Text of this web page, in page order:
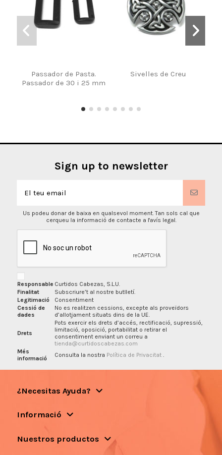
Passador de Pasta.
Passador de 30 i 25 mm
Sivelles de Creu
Sign up to newsletter
Us podeu donar de baixa en qualsevol moment. Tan sols cal que
cerqueu la informació de contacte a l'avís legal.
Responsable Curtidos Cabezas, S.L.U.
Finalitat
Subscriure’t al nostre butlletí.
Legitimació
Consentiment
Cessió de
dades
No es realitzen cessions, excepte als proveïdors
d’allotjament situats dins de la UE.
Drets
Pots exercir els drets d’accés, rectificació, supressió,
limitació, oposició, portabilitat o retirar el
consentiment enviant un correu a
tienda@curtidoscabezas.com
Més
informació
Consulta la nostra Política de Privacitat
¿Necesitas Ayuda?
Informació
Nuestros productos